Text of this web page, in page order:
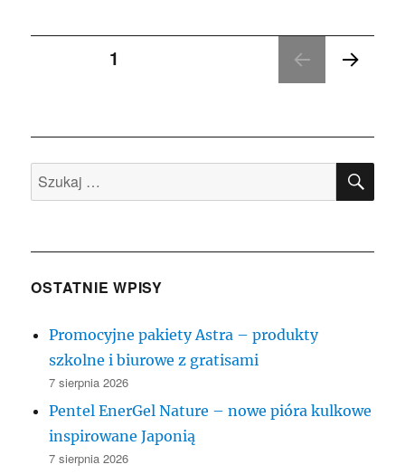
Stronicowanie
STRONA1
STR
ONA
Szukaj:
OSTATNIE WPISY
Promocyjne pakiety Astra – produkty
szkolne i biurowe z gratisami
7 sierpnia 2026
Pentel EnerGel Nature – nowe pióra kulkowe
inspirowane Japonią
7 sierpnia 2026